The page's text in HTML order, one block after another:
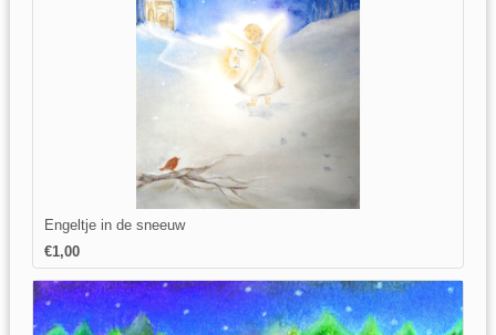
Engeltje in de sneeuw
€1,00